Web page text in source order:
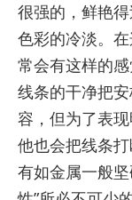
很强的，鲜艳
色彩的冷淡。
常会有这样的
线条的干净把
容，但为了表
他也会把线条
有如金属一般